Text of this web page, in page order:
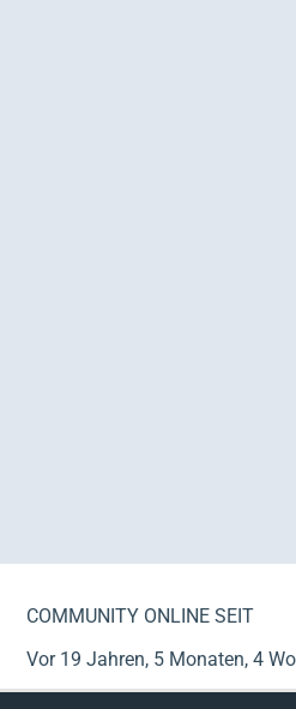
COMMUNITY ONLINE SEIT
Vor 19 Jahren, 5 Monaten, 4